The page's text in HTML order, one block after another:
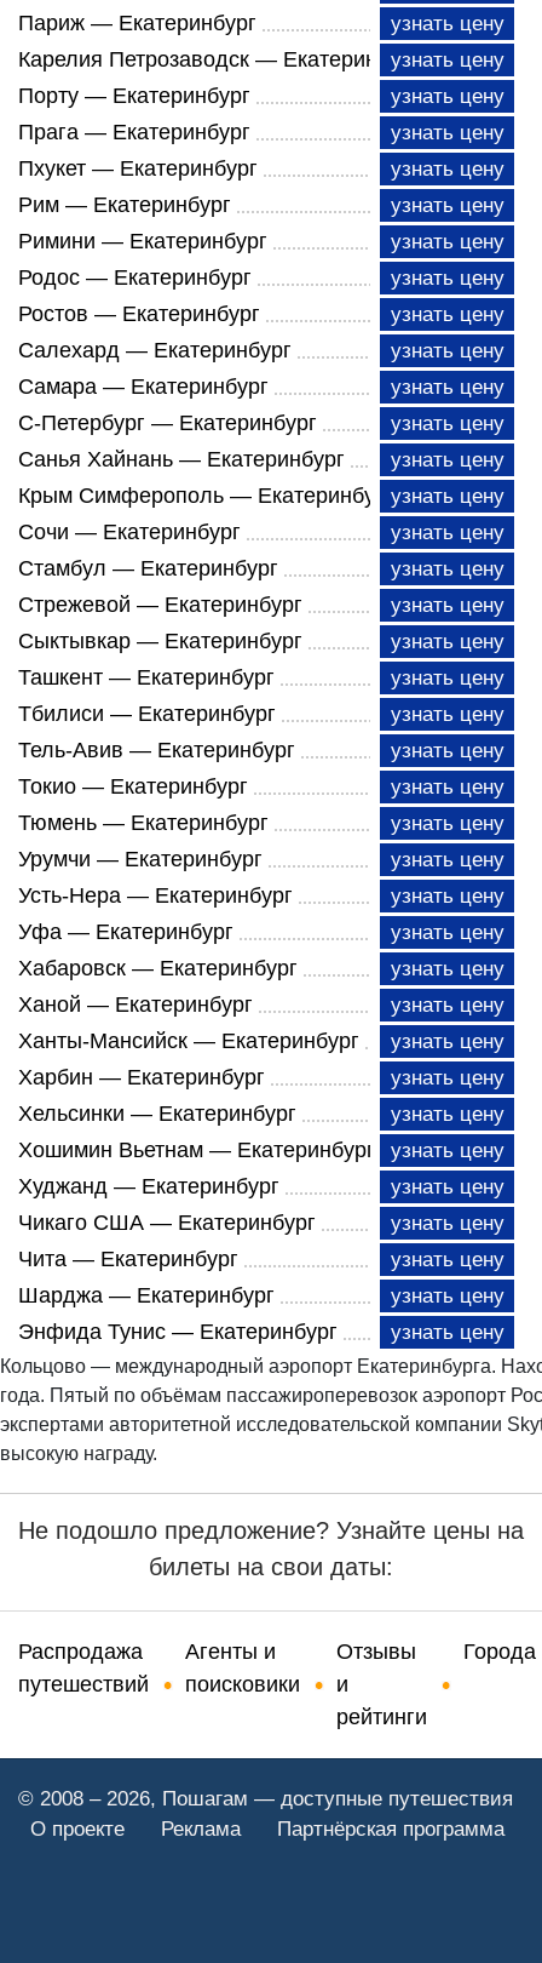
Париж — Екатеринбург узнать цену
Карелия Петрозаводск — Екатеринбургузнать цену
Порту — Екатеринбург узнать цену
Прага — Екатеринбург узнать цену
Пхукет — Екатеринбург узнать цену
Рим — Екатеринбург узнать цену
Римини — Екатеринбург узнать цену
Родос — Екатеринбург узнать цену
Ростов — Екатеринбург узнать цену
Салехард — Екатеринбург узнать цену
Самара — Екатеринбург узнать цену
С-Петербург — Екатеринбург узнать цену
Санья Хайнань — Екатеринбург узнать цену
Крым Симферополь — Екатеринбургузнать цену
Сочи — Екатеринбург узнать цену
Стамбул — Екатеринбург узнать цену
Стрежевой — Екатеринбург узнать цену
Сыктывкар — Екатеринбург узнать цену
Ташкент — Екатеринбург узнать цену
Тбилиси — Екатеринбург узнать цену
Тель-Авив — Екатеринбург узнать цену
Токио — Екатеринбург узнать цену
Тюмень — Екатеринбург узнать цену
Урумчи — Екатеринбург узнать цену
Усть-Нера — Екатеринбург узнать цену
Уфа — Екатеринбург узнать цену
Хабаровск — Екатеринбург узнать цену
Ханой — Екатеринбург узнать цену
Ханты-Мансийск — Екатеринбург узнать цену
Харбин — Екатеринбург узнать цену
Хельсинки — Екатеринбург узнать цену
Хошимин Вьетнам — Екатеринбург узнать цену
Худжанд — Екатеринбург узнать цену
Чикаго США — Екатеринбург узнать цену
Чита — Екатеринбург узнать цену
Шарджа — Екатеринбург узнать цену
Энфида Тунис — Екатеринбург узнать цену
Кольцово — международный аэропорт Екатеринбурга.
года. Пятый по объёмам пассажироперевозок аэропорт
экспертами авторитетной исследовательской компании
высокую награду.
Не подошло предложение? Узнайте цены на
билеты на свои даты:
Распродажа
путешествий
Агенты и
поисковики
Отзывы
и
рейтинги
Города
© 2008 – 2026, Пошагам — доступные путешествия
О проекте
Реклама Партнёрская программа